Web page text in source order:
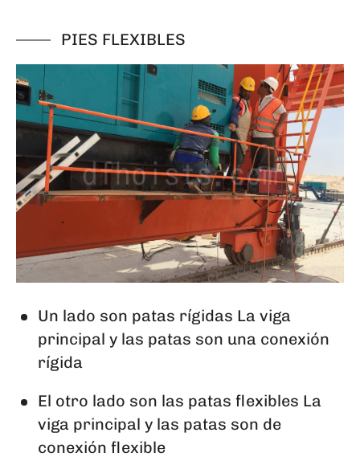
PIES FLEXIBLES
Un lado son patas rígidas La viga
principal y las patas son una conexión
rígida
El otro lado son las patas flexibles La
viga principal y las patas son de
conexión flexible